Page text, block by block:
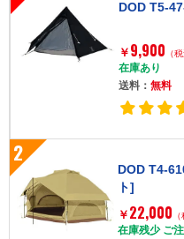
DOD T5-
￥ 9,900 （
在庫あり
送料：無料
2
DOD T4-
ト]
￥ 22,000
在庫残少 ご